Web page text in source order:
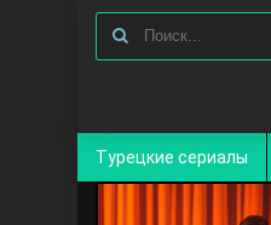
Турецкие сериалы